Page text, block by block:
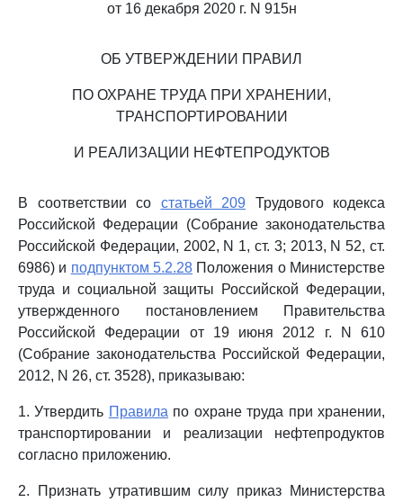
от 16 декабря 2020 г. N 915н
ОБ УТВЕРЖДЕНИИ ПРАВИЛ
ПО ОХРАНЕ ТРУДА ПРИ ХРАНЕНИИ,
ТРАНСПОРТИРОВАНИИ
И РЕАЛИЗАЦИИ НЕФТЕПРОДУКТОВ
В соответствии со статьей 209 Трудового кодекса
Российской Федерации (Собрание законодательства
Российской Федерации, 2002, N 1, ст. 3; 2013, N 52, ст.
6986) и подпунктом 5.2.28 Положения о Министерстве
труда и социальной защиты Российской Федерации,
утвержденного постановлением Правительства
Российской Федерации от 19 июня 2012 г. N 610
(Собрание законодательства Российской Федерации,
2012, N 26, ст. 3528), приказываю:
1. Утвердить Правила по охране труда при хранении,
транспортировании и реализации нефтепродуктов
согласно приложению.
2. Признать утратившим силу приказ Министерства